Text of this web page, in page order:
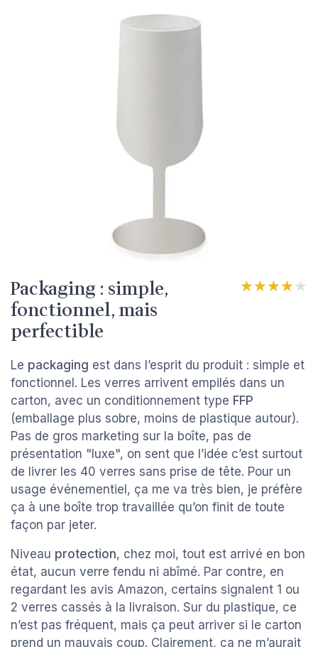
Packaging : simple,
fonctionnel, mais
perfectible
★★★★★
★★★★★
Le packaging est dans l’esprit du produit : simple et
fonctionnel. Les verres arrivent empilés dans un
carton, avec un conditionnement type FFP
(emballage plus sobre, moins de plastique autour).
Pas de gros marketing sur la boîte, pas de
présentation "luxe", on sent que l’idée c’est surtout
de livrer les 40 verres sans prise de tête. Pour un
usage événementiel, ça me va très bien, je préfère
ça à une boîte trop travaillée qu’on finit de toute
façon par jeter.
Niveau protection, chez moi, tout est arrivé en bon
état, aucun verre fendu ni abîmé. Par contre, en
regardant les avis Amazon, certains signalent 1 ou
2 verres cassés à la livraison. Sur du plastique, ce
n’est pas fréquent, mais ça peut arriver si le carton
prend un mauvais coup. Clairement, ça ne m’aurait